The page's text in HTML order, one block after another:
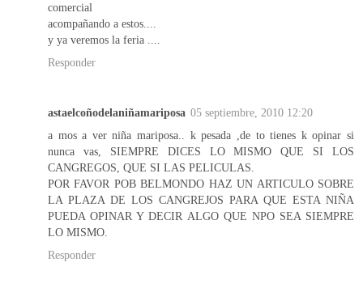
comercial
acompañando a estos....
y ya veremos la feria ....
Responder
astaelcoñodelaniñamariposa 05 septiembre, 2010 12:20
a mos a ver niña mariposa.. k pesada ,de to tienes k opinar si
nunca vas, SIEMPRE DICES LO MISMO QUE SI LOS
CANGREGOS, QUE SI LAS PELICULAS.
POR FAVOR POB BELMONDO HAZ UN ARTICULO SOBRE
LA PLAZA DE LOS CANGREJOS PARA QUE ESTA NIÑA
PUEDA OPINAR Y DECIR ALGO QUE NPO SEA SIEMPRE
LO MISMO.
Responder